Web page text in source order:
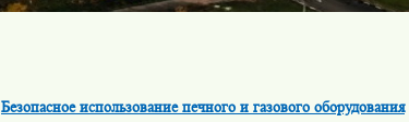
Безопасное использование печного и газового оборудования